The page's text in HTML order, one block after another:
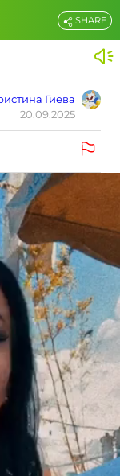
Гиева
20.09.2025
SHARE